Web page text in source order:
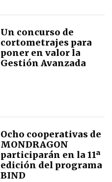
Un concurso de
cortometrajes para
poner en valor la
Gestión Avanzada
Ocho cooperativas de
MONDRAGON
participarán en la 11ª
edición del programa
BIND